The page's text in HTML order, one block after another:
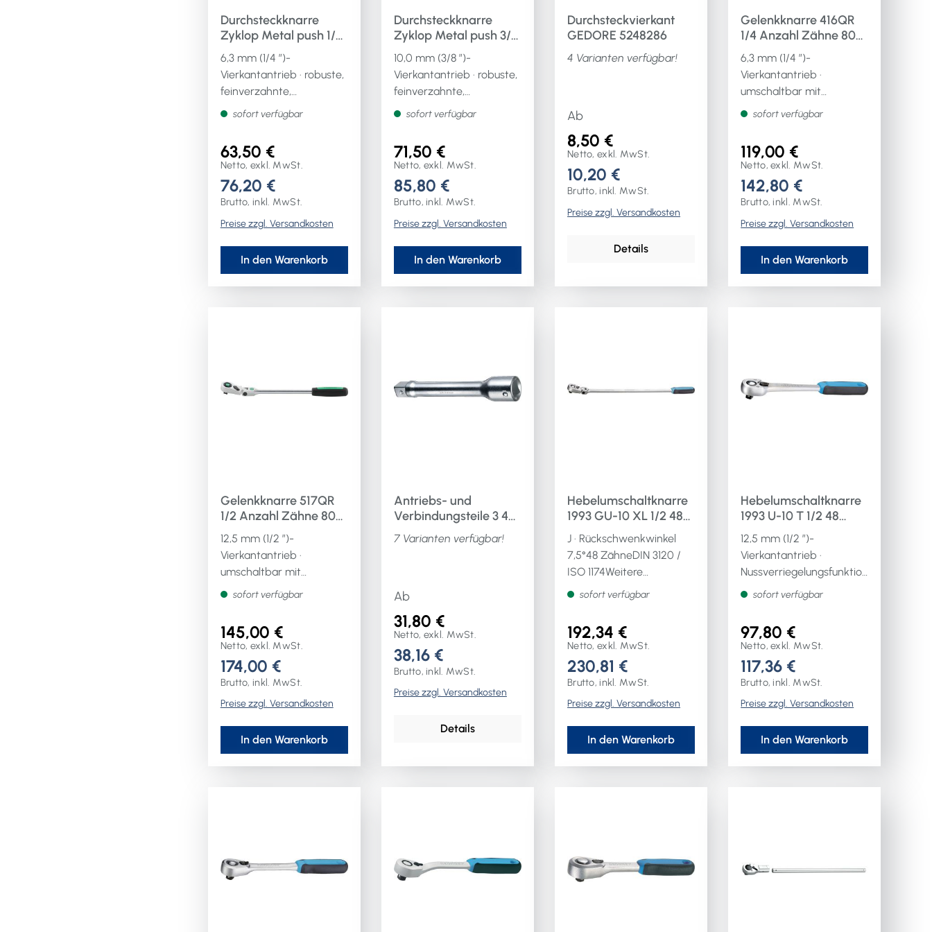
90° nach rechts und
links)Weitere technische
Eigenschaften:·
Rückschwenkwinkel:
5°Lieferung in kompakter
Box mit textilem
Außenmaterial
Durchsteckknarre
Zyklop Metal push 1/4
38 Zähne Länge 141
mm mit
unverlierbarem
Durchsteckvierkant
6,3 mm (1/4 ″)-
Vierkantantrieb · robuste,
feinverzahnte,
geschmiedete
Vollmetallknarre aus
mit unverlierbarem
Nussverriegelungsfunktion
· schlanke Bauform ·
langer Hebel ·
4,7° · (optimal auch
geeignet für sehr
beengte
legierter
sofort verfügbar
63,50 €
Netto, exkl. MwSt.
76,20 €
Brutto, inkl. MwSt.
Preise zzgl. Versandkosten
In den Warenkorb
Durchsteckknarre
Zyklop Metal push 3/8
38 Zähne Länge 222
mm mit
unverlierbarem
Durchsteckvierkant
10,0 mm (3/8 ″)-
Vierkantantrieb · robuste,
feinverzahnte,
geschmiedete
Vollmetallknarre · aus
matt verchromt · mit
Durchsteckvierkant und
Nussverriegelungsfunktion
· schlanke Bauform ·
Rückschwenkwinkel nur
4,7° · (optimal geeignet
auch für sehr beengte
verchromt· Material:
lergierter
sofort verfügbar
71,50 €
Netto, exkl. MwSt.
85,80 €
Brutto, inkl. MwSt.
Preise zzgl. Versandkosten
In den Warenkorb
Durchsteckvierkant
GEDORE 5248286
4 Varianten verfügbar!
Ab
8,50 €
Netto, exkl. MwSt.
10,20 €
Brutto, inkl. MwSt.
Preise zzgl. Versandkosten
Details
Gelenkknarre 416QR
1/4 Anzahl Zähne 80
Länge 170 mm 2-
Komponentengriff
6,3 mm (1/4 ″)-
Vierkantantrieb ·
umschaltbar mit
QuickRelease-
Sicherheitsverriegelung
Kopf stufenlos
Rückschwenkwinkel 4,5° ·
80 Zähne · FOD-
vorbeugend durch
Ausführung, DIN 3122/ISO
3315Weitere technische
Eigenschaften:· Länge:
sofort verfügbar
119,00 €
Netto, exkl. MwSt.
142,80 €
Brutto, inkl. MwSt.
Preise zzgl. Versandkosten
In den Warenkorb
Gelenkknarre 517QR
1/2 Anzahl Zähne 80
Länge 416 mm 2-
Komponentengriff
12,5 mm (1/2 ″)-
Vierkantantrieb ·
umschaltbar mit
QuickRelease-
Sicherheitsverriegelung
Kopf stufenlos
Rückschwenkwinkel 4,5° ·
80 Zähne · FOD-
vorbeugend durch
Ausführung, DIN 3122/ISO
3315Weitere technische
sofort verfügbar
145,00 €
Netto, exkl. MwSt.
174,00 €
Brutto, inkl. MwSt.
Preise zzgl. Versandkosten
In den Warenkorb
Antriebs- und
Verbindungsteile 3 4
Zoll Stahlwille
7 Varianten verfügbar!
Ab
31,80 €
Netto, exkl. MwSt.
38,16 €
Brutto, inkl. MwSt.
Preise zzgl. Versandkosten
Details
Hebelumschaltknarre
1993 GU-10 XL 1/2 48
Zähne Umschalthebel
J · Rückschwenkwinkel
7,5°48 ZähneDIN 3120 /
ISO 1174Weitere
technische
Eigenschaften:· Material:
sofort verfügbar
192,34 €
Netto, exkl. MwSt.
230,81 €
Brutto, inkl. MwSt.
Preise zzgl. Versandkosten
In den Warenkorb
Hebelumschaltknarre
1993 U-10 T 1/2 48
Zähne Umschalthebel
12,5 mm (1/2 ″)-
Vierkantantrieb ·
Nussverriegelungsfunktion
mit Druckknopfauslösung
· 2-Komponenten-Griff
Ratschensperre in
Umschalten rastet der
Schalthebel automatisch
für Rechts- oder
verchromt ·
Rückschwenkwinkel
sofort verfügbar
97,80 €
Netto, exkl. MwSt.
117,36 €
Brutto, inkl. MwSt.
Preise zzgl. Versandkosten
In den Warenkorb